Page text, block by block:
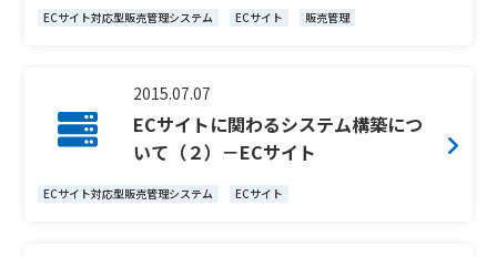
ECサイト対応型販売管理システム ECサイト 販売管理
2015.07.07
ECサイトに関わるシステム構築につ
いて（２）－ECサイト
ECサイト対応型販売管理システム ECサイト